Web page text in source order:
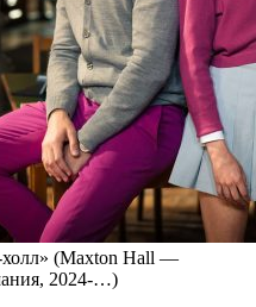
холл» (Maxton Hall —
2024-…)